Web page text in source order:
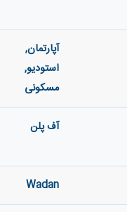
آپارتمان,
استودیو,
مسکونی
آف پلن
Wadan